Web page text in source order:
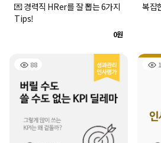
💌 경력직 HRer를 잘 뽑는 6가지
Tips!
0원
복잡
88